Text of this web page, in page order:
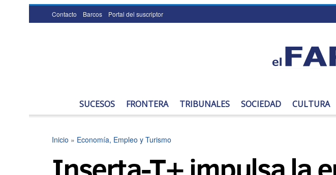
Contacto Barcos Portal del suscriptor
SUCESOS FRONTERA TRIBUNALES SOCIEDAD CULTURA
Inicio » Economía, Empleo y Turismo